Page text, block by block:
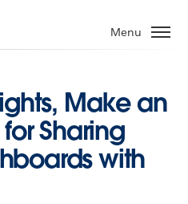
Menu
Make an
Sharing
with